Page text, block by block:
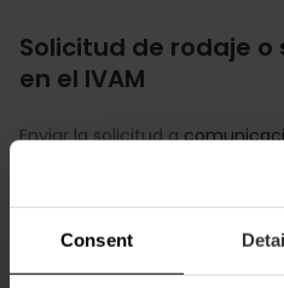
Consent
Solicitud de rodaje
en el IVAM
Enviar la solicitud a